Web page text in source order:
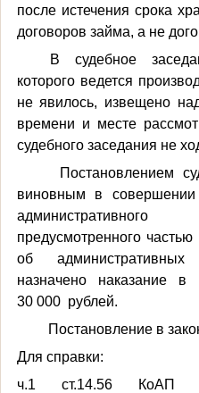
после истечения срока
договоров займа, а не
В судебное
которого ведется
не явилось, извещено
времени и месте
судебного заседания не
Постановлением
виновным в
предусмотренного
об
назначено наказание
30 000 рублей.
Постановление в
Для справки:
ч.1 ст.14.56 КоАП